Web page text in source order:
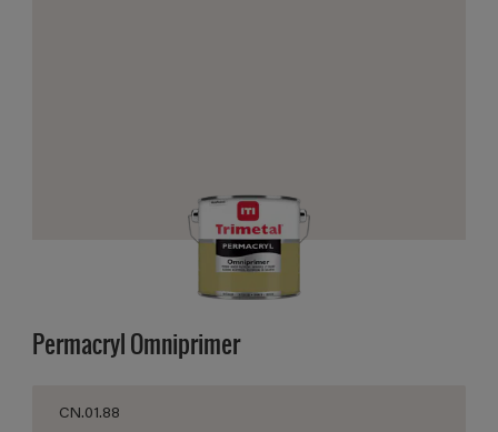
Permacryl Omniprimer
CN.01.88